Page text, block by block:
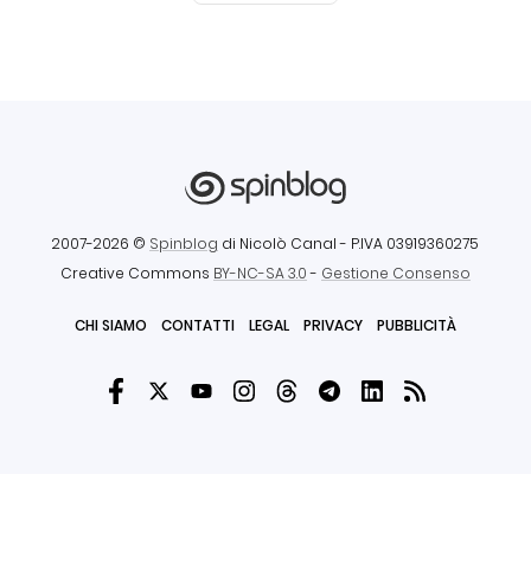
2007-2026 © Spinblog di Nicolò Canal - P.IVA 03919360275
Creative Commons BY-NC-SA 3.0- Gestione Consenso
CHI SIAMO CONTATTI LEGAL PRIVACY PUBBLICITÀ